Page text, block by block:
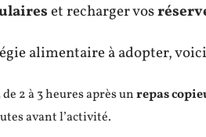
et recharger vos
alimentaire à adopter,
de 2 à 3 heures après unrepas
avant l’activité.